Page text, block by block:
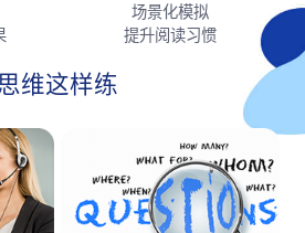
场景化模拟
提升阅读习惯
维这样练